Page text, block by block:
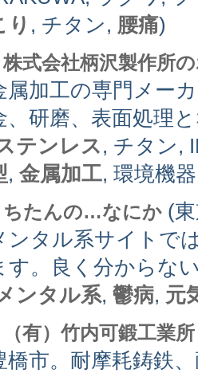
り , チタン, 腰痛)
株式会社柄沢製作所
属加工の専門メー
、研磨、表面処理
テンレス, チタン,
, 金属加工, 環境機
ちたんの…なにか (
ンタル系サイトで
す。良く分からな
ンタル系, 鬱病, 元
（有）竹内可鍛工業所
橋市。耐摩耗鋳鉄